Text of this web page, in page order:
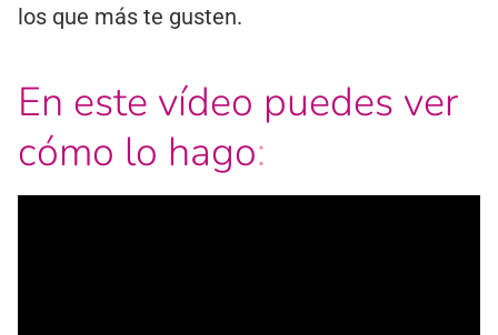
los que más te gusten.
En este vídeo puedes ver
cómo lo hago: